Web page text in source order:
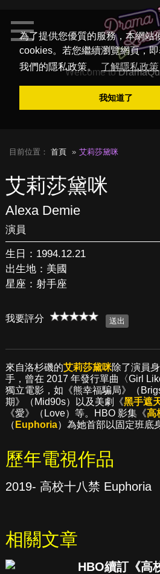
為了提供您優質的服務，本網站
cookies。若您繼續瀏覽網頁，
我們的隱私政策。
了解隱私政策
我知道了
Welcome to
目前位置： 首頁 艾莉莎黛咪
艾莉莎黛咪
Alexa Demie
演員
生日：1994.12.21
出生地：美國
星座：射手座
我要評分
來自洛杉磯的艾莉莎黛咪除了演員
手，曾在 2017 年發行單曲〈Girl
獨立電影，如《熊幸福騙局》（
期》（Mid90s）以及美劇《黑手遮
《愛》（Love）等。HBO 影集《高
（ Euphoria）為她首部以固定班底
歷年電視作品
2019- 高校十八禁 Euphoria
相關文章
HBO續訂《高